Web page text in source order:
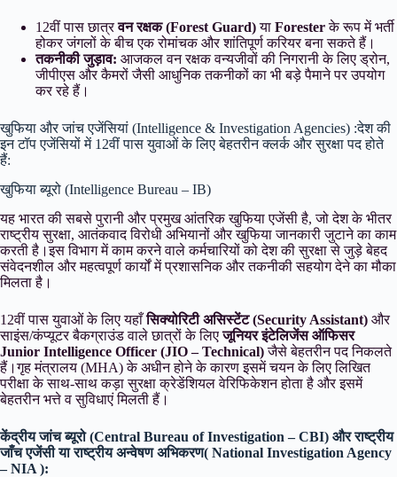
12वीं पास छात्रवन रक्षक (Forest Guard)या Foresterके रूप में भर्ती
होकर जंगलों के बीच एक रोमांचक और शांतिपूर्ण करियर बना सकते हैं।
तकनीकी जुड़ाव: आजकल वन रक्षक वन्यजीवों की निगरानी के लिए ड्रोन,
जीपीएस और कैमरों जैसी आधुनिक तकनीकों का भी बड़े पैमाने पर उपयोग
कर रहे हैं।
खुफिया और जांच एजेंसियां (Intelligence & Investigation Agencies) :देश की
इन टॉप एजेंसियों में 12वीं पास युवाओं के लिए बेहतरीन क्लर्क और सुरक्षा पद होते
हैं:
खुफिया ब्यूरो (Intelligence Bureau – IB)
यह भारत की सबसे पुरानी और प्रमुख आंतरिक खुफिया एजेंसी है, जो देश के भीतर
राष्ट्रीय सुरक्षा, आतंकवाद विरोधी अभियानों और खुफिया जानकारी जुटाने का काम
करती है।इस विभाग में काम करने वाले कर्मचारियों को देश की सुरक्षा से जुड़े बेहद
संवेदनशील और महत्वपूर्ण कार्यों में प्रशासनिक और तकनीकी सहयोग देने का मौका
मिलता है।
12वीं पास युवाओं के लिए यहाँसिक्योरिटी असिस्टेंट (Security Assistant) और
साइंस/कंप्यूटर बैकग्राउंड वाले छात्रों के लिएजूनियर इंटेलिजेंस ऑफिसर
Junior Intelligence Officer (JIO – Technical)जैसे बेहतरीन पद निकलते
हैं।गृह मंत्रालय (MHA) के अधीन होने के कारण इसमें चयन के लिए लिखित
परीक्षा के साथ-साथ कड़ा सुरक्षा क्रेडेंशियल वेरिफिकेशन होता है और इसमें
बेहतरीन भत्ते व सुविधाएं मिलती हैं।
केंद्रीय जांच ब्यूरो (Central Bureau of Investigation – CBI) औरराष्ट्रीय
जाँच एजेंसीया राष्ट्रीय अन्वेषण अभिकरण( National Investigation Agency
– NIA ):